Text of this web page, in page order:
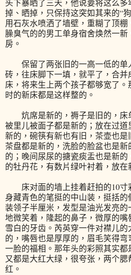
头下暴晒了三天，他说要将这么
掉、晒掉，只保持这突如其来的“
用石灰水喷洒了墙壁，重糊了顶
臊臭气的的男工单身宿舍焕然一
房。
保留了两张旧的一高一低的单
砖，往床脚下一填，就平了，合并
床，将来生上两个孩子都够宽了
时的新床都是这样整的。
炕席是新的，褥子是旧的，床
被里儿被面子都是新的；放在过
新的，碗筷有新也有旧，茶壶也
茶盘都是新的，洗脸的脸盆也是新
的；晚间尿尿的搪瓷痰盂也是新
的牡丹花，有数片绿叶衬着，放在
床对面的墙上挂着赶拍的10寸
身藏青色的笔挺的中山装，挺括
装领子半厘米，发型是油光发亮
地微笑着，隆起的鼻子，微厚的
雪白的牙齿。芮英穿一件对襟儿
的，嘴唇也是厚厚的，眉毛笑得弯
一脸的福相。那年头的彩照其实
又都是大红大绿，很夸张，两个
红。